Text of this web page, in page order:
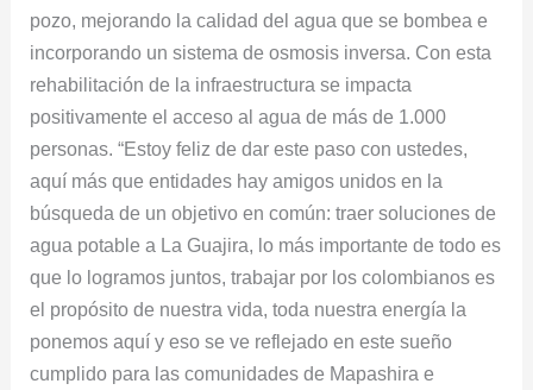
pozo, mejorando la calidad del agua que se bombea e
incorporando un sistema de osmosis inversa. Con esta
rehabilitación de la infraestructura se impacta
positivamente el acceso al agua de más de 1.000
personas. “Estoy feliz de dar este paso con ustedes,
aquí más que entidades hay amigos unidos en la
búsqueda de un objetivo en común: traer soluciones de
agua potable a La Guajira, lo más importante de todo es
que lo logramos juntos, trabajar por los colombianos es
el propósito de nuestra vida, toda nuestra energía la
ponemos aquí y eso se ve reflejado en este sueño
cumplido para las comunidades de Mapashira e